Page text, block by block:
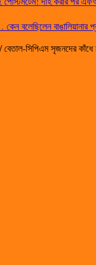
কেন বলেছিলেন বাঙালিয়ানার
/বেতাল-সিপিএম সৃজনদের কাঁধে